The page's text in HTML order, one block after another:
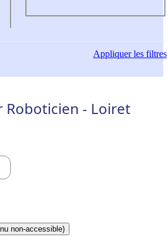
Appliquerles filtres
Roboticien - Loiret
non-accessible)